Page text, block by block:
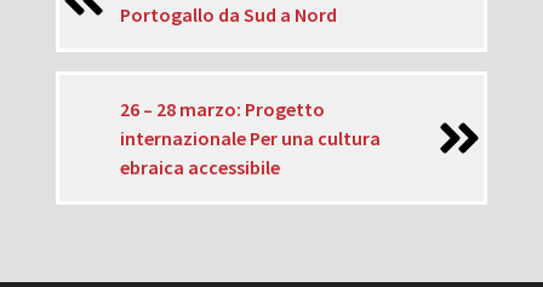
Portogallo da Sud a Nord
26 – 28 marzo: Progetto
internazionale Per una cultura
ebraica accessibile